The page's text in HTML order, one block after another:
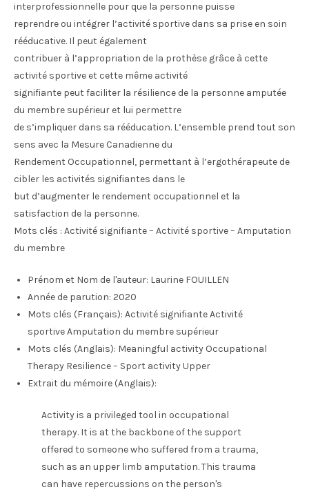
interprofessionnelle pour que la personne puisse
reprendre ou intégrer l’activité sportive dans sa prise en soin
rééducative. Il peut également
contribuer à l’appropriation de la prothèse grâce à cette
activité sportive et cette même activité
signifiante peut faciliter la résilience de la personne amputée
du membre supérieur et lui permettre
de s’impliquer dans sa rééducation. L’ensemble prend tout son
sens avec la Mesure Canadienne du
Rendement Occupationnel, permettant à l’ergothérapeute de
cibler les activités signifiantes dans le
but d’augmenter le rendement occupationnel et la
satisfaction de la personne.
Mots clés : Activité signifiante – Activité sportive – Amputation
du membre
Prénom et Nom de l'auteur: Laurine FOUILLEN
Année de parution: 2020
Mots clés (Français): Activité signifiante Activité
sportive Amputation du membre supérieur
Mots clés (Anglais): Meaningful activity Occupational
Therapy Resilience – Sport activity Upper
Extrait du mémoire (Anglais):
Activity is a privileged tool in occupational
therapy. It is at the backbone of the support
offered to someone who suffered from a trauma,
such as an upper limb amputation. This trauma
can have repercussions on the person's